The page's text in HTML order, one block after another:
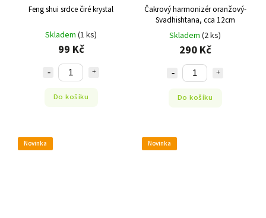
Feng shui srdce čiré krystal
Skladem (1 ks)
99 Kč
Do košíku
Čakrový harmonizér oranžový-
Svadhishtana, cca 12cm
Skladem (2 ks)
290 Kč
Do košíku
Novinka Novinka